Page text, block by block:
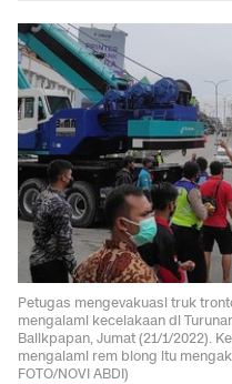
Petugas mengevakuasi truk
mengalami kecelakaan di
Balikpapan, Jumat (21/1/2022).
mengalami rem blong itu
FOTO/NOVI ABDI)